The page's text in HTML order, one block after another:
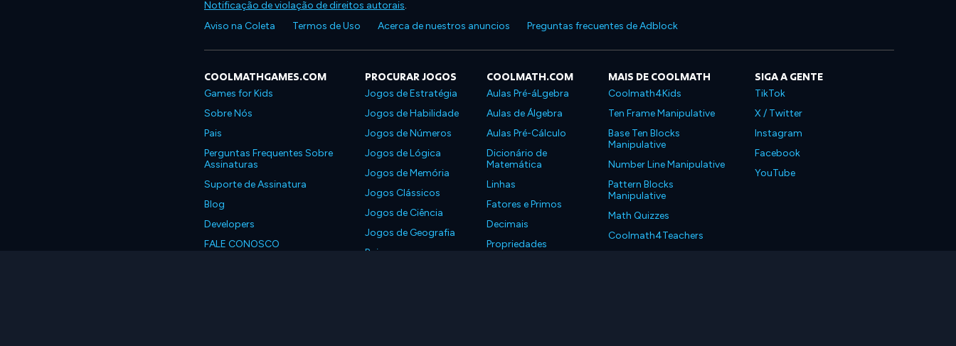
Notificação de violação de direitos autorais.
Aviso na Coleta
Termos de Uso Acerca de nuestros anuncios Preguntas frecuentes de Adblock
COOLMATHGAMES.COM
Games for Kids
Sobre Nós
Pais
Perguntas Frequentes Sobre
Assinaturas
Suporte de Assinatura
Blog
Developers
FALE CONOSCO
PROCURAR JOGOS
Jogos de Estratégia
Jogos de Habilidade
Jogos de Números
Jogos de Lógica
Jogos de Memória
Jogos Clássicos
Jogos de Ciência
Jogos de Geografia
Baixe nossos
COOLMATH.COM
Aulas Pré-áLgebra
Aulas de Álgebra
Aulas Pré-Cálculo
Dicionário de
Matemática
Linhas
Fatores e Primos
Decimais
Propriedades
MAIS DE COOLMATH
Coolmath4Kids
Ten Frame Manipulative
Base Ten Blocks
Manipulative
Number Line Manipulative
Pattern Blocks
Manipulative
Math Quizzes
Coolmath4Teachers
SIGA A GENTE
TikTok
X / Twitter
Instagram
Facebook
YouTube